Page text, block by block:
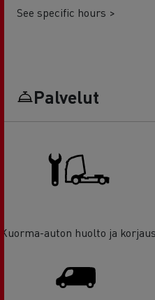
See specific hours >
Palvelut
Kuorma-auton huolto ja korjaus